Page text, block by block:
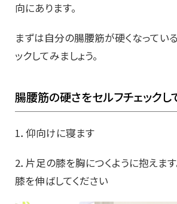
向にあります。
まずは自分の腸腰筋が硬くなってい
ックしてみましょう。
腸腰筋の硬さをセルフチェックし
1．仰向けに寝ます
2．片足の膝を胸につくように抱えま
膝を伸ばしてください